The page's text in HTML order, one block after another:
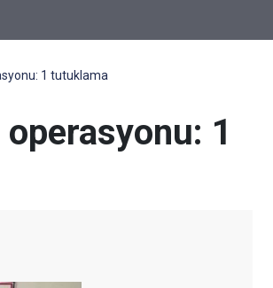
1 tutuklama
1